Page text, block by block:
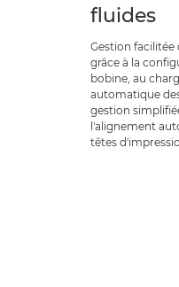
fluides
Gestion facilitée
grâce à la
bobine, au
automatique
gestion
l'alignement
têtes